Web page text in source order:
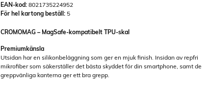
EAN-kod: 8021735224952
För hel kartong beställ: 5
CROMOMAG – MagSafe-kompatibelt TPU-skal
Premiumkänsla
Utsidan har en silikonbeläggning som ger en mjuk finish. Insidan av repfri
mikrofiber som säkerställer det bästa skyddet för din smartphone, samt de
greppvänliga kanterna ger ett bra grepp.